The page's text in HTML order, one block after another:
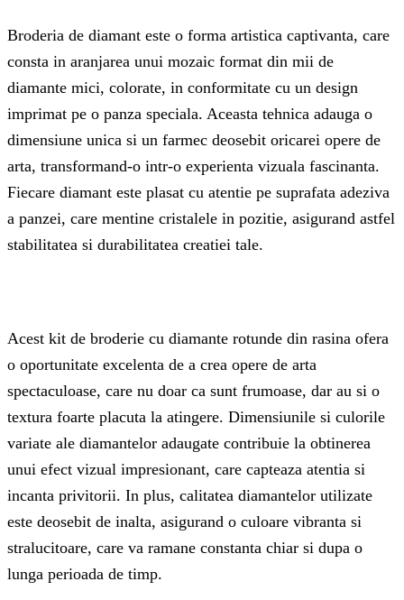
Broderia de diamant este o forma artistica captivanta, care
consta in aranjarea unui mozaic format din mii de
diamante mici, colorate, in conformitate cu un design
imprimat pe o panza speciala. Aceasta tehnica adauga o
dimensiune unica si un farmec deosebit oricarei opere de
arta, transformand-o intr-o experienta vizuala fascinanta.
Fiecare diamant este plasat cu atentie pe suprafata adeziva
a panzei, care mentine cristalele in pozitie, asigurand astfel
stabilitatea si durabilitatea creatiei tale.
Acest kit de broderie cu diamante rotunde din rasina ofera
o oportunitate excelenta de a crea opere de arta
spectaculoase, care nu doar ca sunt frumoase, dar au si o
textura foarte placuta la atingere. Dimensiunile si culorile
variate ale diamantelor adaugate contribuie la obtinerea
unui efect vizual impresionant, care capteaza atentia si
incanta privitorii. In plus, calitatea diamantelor utilizate
este deosebit de inalta, asigurand o culoare vibranta si
stralucitoare, care va ramane constanta chiar si dupa o
lunga perioada de timp.